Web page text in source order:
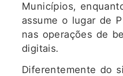
Municípios,
assume o lugar de
nas operações de
digitais.
Diferentemente do